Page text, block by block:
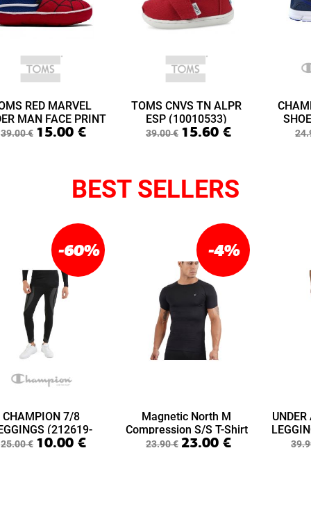
RED MARVEL
MAN FACE PRINT
LIME LAYETTE
39.00€ 15.00 €
TOMS CNVS TN ALPR
ESP (10010533)
39.00€ 15.60 €
BEST SELLERS
-60%
CHAMPION 7/8
(212619-
KK001)
25.00€ 10.00 €
-4%
Magnetic North M
Compression S/S T-Shirt
(50027-Black)
23.90€ 23.00 €